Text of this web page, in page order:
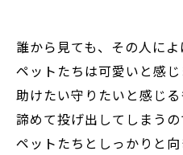
誰から見ても、その人によ
ペットたちは可愛いと感じ
助けたい守りたいと感じる
諦めて投げ出してしまうの
ペットたちとしっかりと向